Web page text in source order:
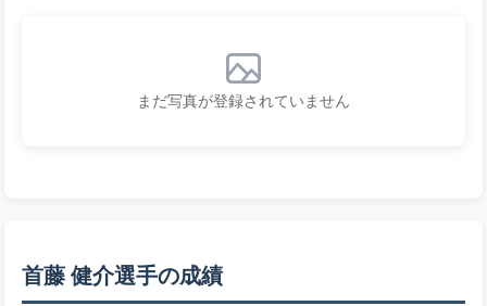
まだ写真が登録されていません
首藤 健介選手の成績